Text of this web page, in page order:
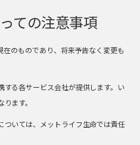
ての注意事項
のものであり、将来予告なく変更も
する各サービス会社が提供します。い
ます。
ついては、メットライフ生命では責任